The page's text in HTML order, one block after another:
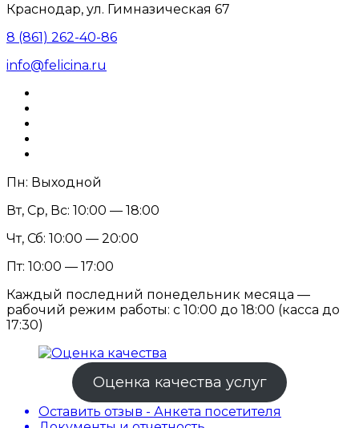
Краснодар, ул. Гимназическая 67
8 (861) 262-40-86
info@felicina.ru
Пн: Выходной
Вт, Ср, Вс: 10:00 — 18:00
Чт, Сб: 10:00 — 20:00
Пт: 10:00 — 17:00
Каждый последний понедельник месяца —
рабочий режим работы: с 10:00 до 18:00 (касса до
17:30)
Оценка качества услуг
Оставить отзыв - Анкета посетителя